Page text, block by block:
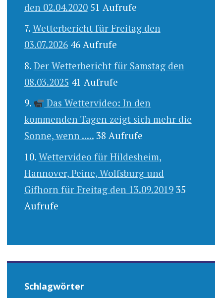
den 02.04.2020 51 Aufrufe
Wetterbericht für Freitag den
03.07.2026 46 Aufrufe
Der Wetterbericht für Samstag den
08.03.2025 41 Aufrufe
Das Wettervideo: In den
kommenden Tagen zeigt sich mehr die
Sonne, wenn ..... 38 Aufrufe
Wettervideo für Hildesheim,
Hannover, Peine, Wolfsburg und
Gifhorn für Freitag den 13.09.2019 35
Aufrufe
Schlagwörter